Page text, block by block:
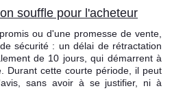
souffle pour l'acheteur
ou d'une promesse de vente,
sécurité : un délai de rétractation
de 10 jours, qui démarrent à
Durant cette courte période, il peut
sans avoir à se justifier, ni à